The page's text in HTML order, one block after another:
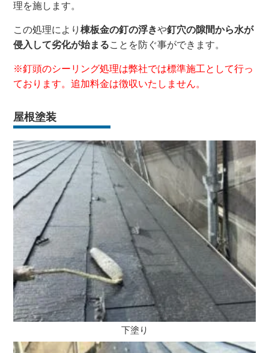
理を施します。
この処理により棟板金の釘の浮きや釘穴の隙間から水が
侵入して劣化が始まることを防ぐ事ができます。
※釘頭のシーリング処理は弊社では標準施工として行っ
ております。追加料金は徴収いたしません。
屋根塗装
下塗り